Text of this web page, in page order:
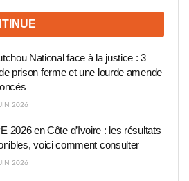
National face à la justice : 3
prison ferme et une lourde amende
2026
2026 en Côte d’Ivoire : les résultats
voici comment consulter
2026